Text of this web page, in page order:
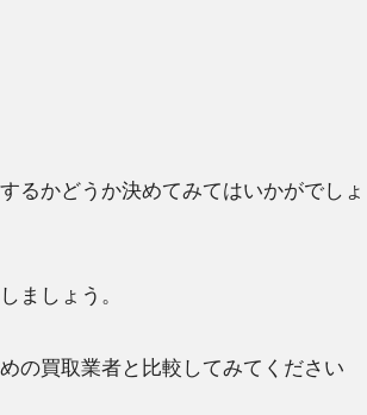
るかどうか決めてみてはいかがでしょ
ましょう。
の買取業者と比較してみてください